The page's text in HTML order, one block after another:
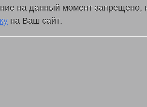
на данный момент запрещено,
на Ваш сайт.